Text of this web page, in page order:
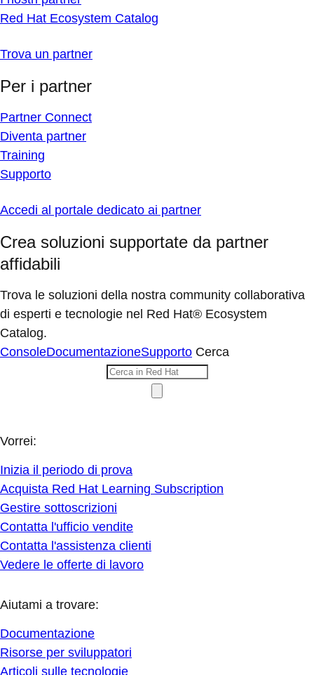
Red Hat Ecosystem Catalog
Trova un partner
Per i partner
Partner Connect
Diventa partner
Training
Supporto
Accedi al portale dedicato ai partner
Crea soluzioni supportate da partner
affidabili
Trova le soluzioni della nostra community collaborativa
di esperti e tecnologie nel Red Hat® Ecosystem
Catalog.
ConsoleDocumentazioneSupporto Cerca
Vorrei:
Inizia il periodo di prova
Acquista Red Hat Learning Subscription
Gestire sottoscrizioni
Contatta l'ufficio vendite
Contatta l'assistenza clienti
Vedere le offerte di lavoro
Aiutami a trovare:
Documentazione
Risorse per sviluppatori
Articoli sulle tecnologie